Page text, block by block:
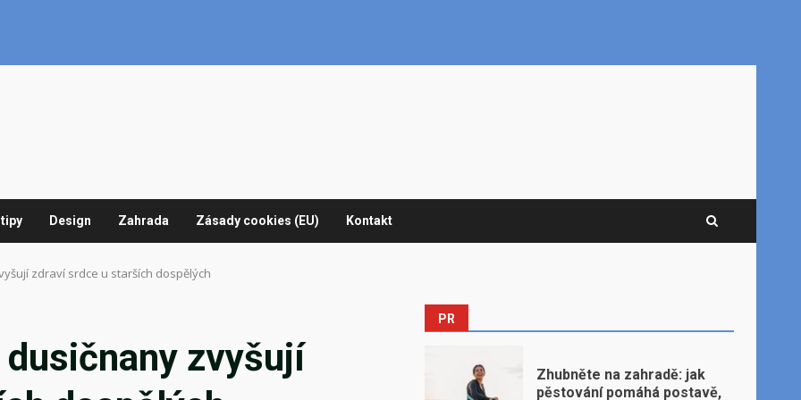
Design Zahrada Zásady cookies (EU) Kontakt
zdraví srdce u starších dospělých
zvyšují
PR
Zhubněte na zahradě: jak
pěstování pomáhá postavě,